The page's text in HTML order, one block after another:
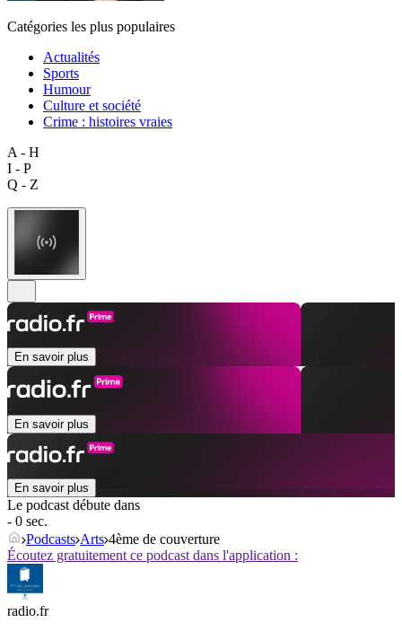
Catégories les plus populaires
Actualités
Sports
Humour
Culture et société
Crime : histoires vraies
A - H
I - P
Q - Z
En savoir plus
En savoir plus
En savoir plus
Le podcast débute dans
- 0 sec.
Podcasts Arts 4ème de couverture
Écoutez gratuitement ce podcast dans l'application :
radio.fr